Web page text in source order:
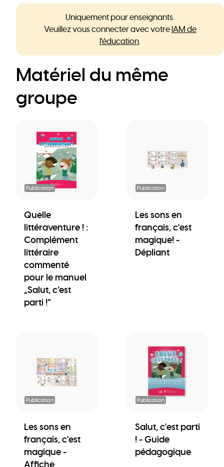
Uniquement pour enseignants.
Veuillez vous connecter avec votre IAM de
l'éducation.
Matériel du même
groupe
Publication
Quelle
littéraventure ! :
Complément
littéraire
commenté
pour le manuel
„Salut, c’est
parti !“
Publication
Les sons en
français, c'est
magique! -
Dépliant
Publication
Les sons en
français, c'est
magique -
Affiche
Publication
Salut, c'est parti
! - Guide
pédagogique